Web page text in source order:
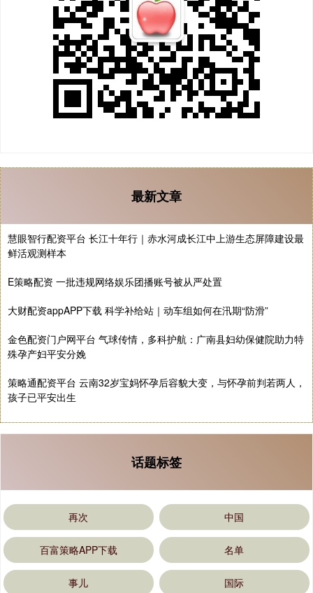
最新文章
慧眼智行配资平台 长江十年行｜赤水河成长江中上游生态屏障建设最
鲜活观测样本
E策略配资 一批违规网络娱乐团播账号被从严处置
大财配资appAPP下载 科学补给站｜动车组如何在汛期“防滑”
金色配资门户网平台 气球传情，多科护航：广南县妇幼保健院助力特
殊孕产妇平安分娩
策略通配资平台 云南32岁宝妈怀孕后容貌大变，与怀孕前判若两人，
孩子已平安出生
话题标签
再次 中国
百富策略APP下载 名单
事儿 国际